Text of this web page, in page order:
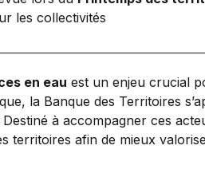
les collectivités
en eau est un enjeu crucial
la Banque des Territoires
à accompagner ces
territoires afin de mieux